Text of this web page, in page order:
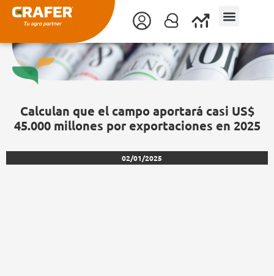
contenido
Calculan que el campo aportará casi US$
45.000 millones por exportaciones en 2025
02/01/2025